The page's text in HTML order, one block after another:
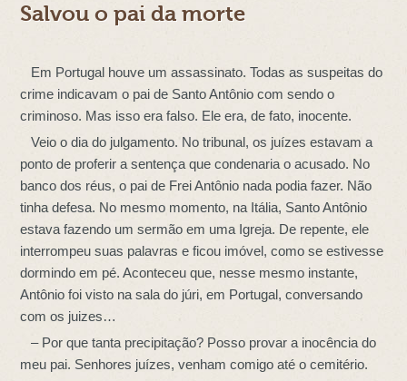
Salvou o pai da morte
Em Portugal houve um assassinato. Todas as suspeitas do
crime indicavam o pai de Santo Antônio com sendo o
criminoso. Mas isso era falso. Ele era, de fato, inocente.
Veio o dia do julgamento. No tribunal, os juízes estavam a
ponto de proferir a sentença que condenaria o acusado. No
banco dos réus, o pai de Frei Antônio nada podia fazer. Não
tinha defesa. No mesmo momento, na Itália, Santo Antônio
estava fazendo um sermão em uma Igreja. De repente, ele
interrompeu suas palavras e ficou imóvel, como se estivesse
dormindo em pé. Aconteceu que, nesse mesmo instante,
Antônio foi visto na sala do júri, em Portugal, conversando
com os juizes…
– Por que tanta precipitação? Posso provar a inocência do
meu pai. Senhores juízes, venham comigo até o cemitério.